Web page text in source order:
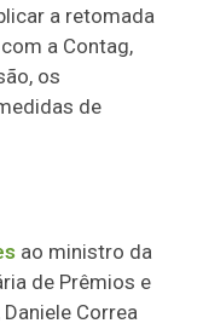
a retomada
a Contag,
os
de
ao ministro da
de Prêmios e
Correa